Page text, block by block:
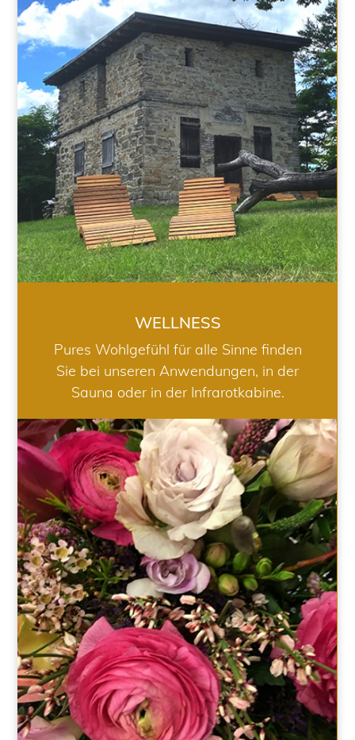
WELLNESS
WELLNESS
Pures Wohlgefühl für alle Sinne finden
Sie bei unseren Anwendungen, in der
Sauna oder in der Infrarotkabine.
HOCHZEIT